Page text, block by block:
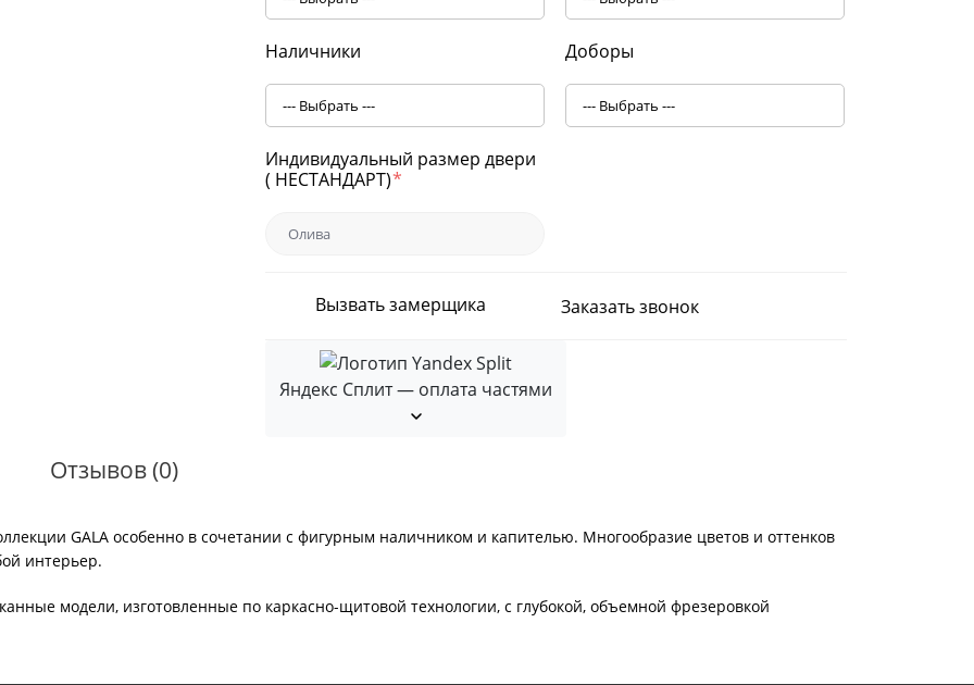
Наличники Доборы
Индивидуальный размер двери
( НЕСТАНДАРТ)*
Вызвать замерщика Заказать звонок
Яндекс Сплит — оплата частями
Отзывов (0)
GALA особенно в сочетании с фигурным наличником и капителью. Многообразие цветов и оттенков
интерьер.
модели, изготовленные по каркасно-щитовой технологии, с глубокой, объемной фрезеровкой